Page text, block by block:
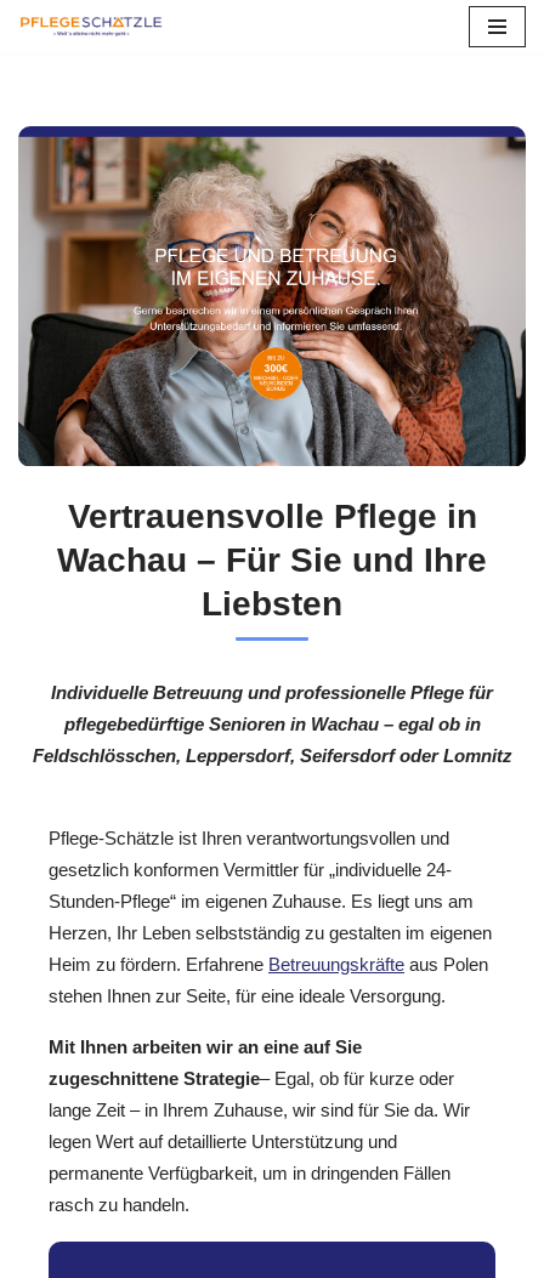
springen
Vertrauensvolle Pflege in
Wachau – Für Sie und Ihre
Liebsten
Individuelle Betreuung und professionelle Pflege für
pflegebedürftige Senioren in Wachau – egal ob in
Feldschlösschen, Leppersdorf, Seifersdorf oder Lomnitz
Pflege-Schätzle ist Ihren verantwortungsvollen und
gesetzlich konformen Vermittler für „individuelle 24-
Stunden-Pflege“ im eigenen Zuhause. Es liegt uns am
Herzen, Ihr Leben selbstständig zu gestalten im eigenen
Heim zu fördern. Erfahrene Betreuungskräfte aus Polen
stehen Ihnen zur Seite, für eine ideale Versorgung.
Mit Ihnen arbeiten wir an eine auf Sie
zugeschnittene Strategie– Egal, ob für kurze oder
lange Zeit – in Ihrem Zuhause, wir sind für Sie da. Wir
legen Wert auf detaillierte Unterstützung und
permanente Verfügbarkeit, um in dringenden Fällen
rasch zu handeln.